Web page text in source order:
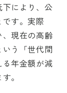
により、公
す。実際
現在の高齢
う「世代間
年金額が減
。